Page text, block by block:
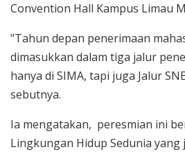
Convention Hall Kampus Limau
"Tahun depan penerimaan
dimasukkan dalam tiga jalur
hanya di SIMA, tapi juga Jalur
sebutnya.
Ia mengatakan, peresmian ini
Lingkungan Hidup Sedunia yang